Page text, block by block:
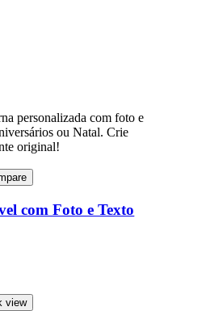
com Foto e Texto
view